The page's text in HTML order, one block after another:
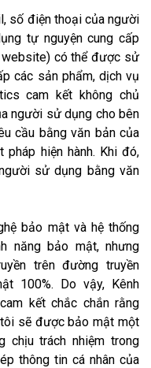
số điện thoại của người
tự nguyện cung cấp
website) có thể được sử
các sản phẩm, dịch vụ
cam kết không chủ
người sử dụng cho bên
cầu bằng văn bản của
hiện hành. Khi đó,
sử dụng bằng văn
bảo mật và hệ thống
năng bảo mật, nhưng
trên đường truyền
100%. Do vậy, Kênh
kết chắc chắn rằng
sẽ được bảo mật một
chịu trách nhiệm trong
thông tin cá nhân của